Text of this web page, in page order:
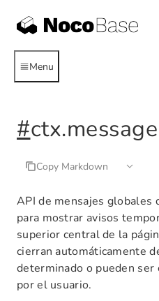
Menu
#ctx.message
Copy Markdown
API de mensajes globales
para mostrar avisos
superior central de la
cierran automáticamente
determinado o pueden ser
por el usuario.